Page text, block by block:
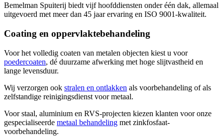
Bemelman Spuiterij biedt vijf hoofddiensten onder één dak, allemaal
uitgevoerd met meer dan 45 jaar ervaring en ISO 9001-kwaliteit.
Coating en oppervlaktebehandeling
Voor het volledig coaten van metalen objecten kiest u voor
poedercoaten, dé duurzame afwerking met hoge slijtvastheid en
lange levensduur.
Wij verzorgen ook stralen en ontlakken als voorbehandeling of als
zelfstandige reinigingsdienst voor metaal.
Voor staal, aluminium en RVS-projecten kiezen klanten voor onze
gespecialiseerde metaal behandeling met zinkfosfaat-
voorbehandeling.